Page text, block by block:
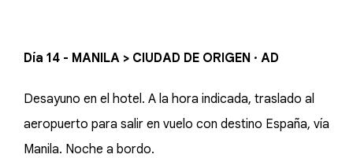
Día 14 - MANILA > CIUDAD DE ORIGEN · AD
Desayuno en el hotel. A la hora indicada, traslado al
aeropuerto para salir en vuelo con destino España, vía
Manila. Noche a bordo.